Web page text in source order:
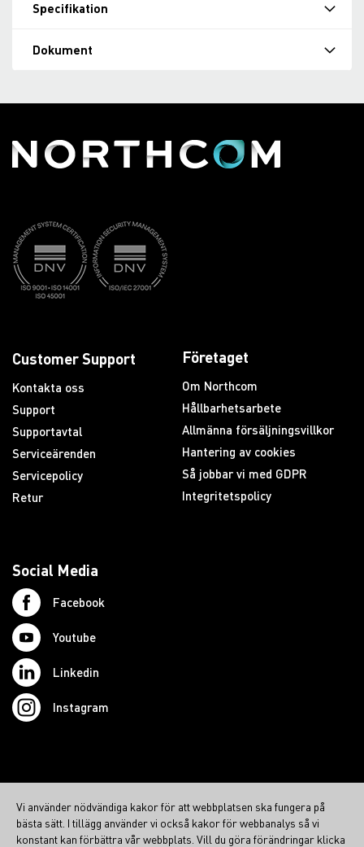
Specifikation
Dokument
Customer Support
Kontakta oss
Support
Supportavtal
Serviceärenden
Servicepolicy
Retur
Företaget
Om Northcom
Hållbarhetsarbete
Allmänna försäljningsvillkor
Hantering av cookies
Så jobbar vi med GDPR
Integritetspolicy
Social Media
Facebook
Youtube
Linkedin
Instagram
northcom.no
northcom.dk
Vi använder nödvändiga kakor för att webbplatsen ska fungera på
bästa sätt. I tillägg använder vi också kakor för webbanalys så vi
konstant kan förbättra vår webbplats. Vill du göra förändringar klicka